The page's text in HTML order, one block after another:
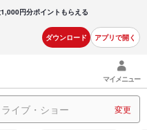
1,000円分ポイントもらえる
ダウンロード アプリで開く
マイメニュー
イブ・ショー 変更